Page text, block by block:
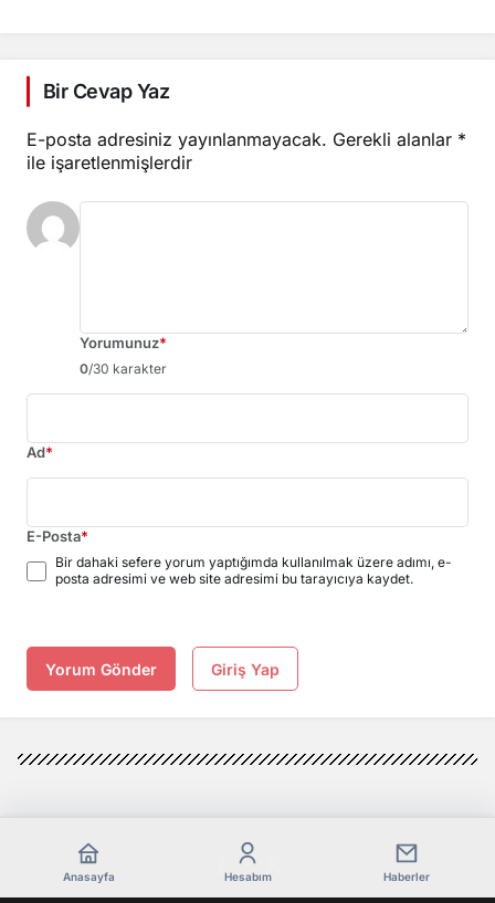
Bir Cevap Yaz
E-posta adresiniz yayınlanmayacak. Gerekli alanlar *
ile işaretlenmişlerdir
Yorumunuz*
0/30 karakter
Ad*
E-Posta*
Bir dahaki sefere yorum yaptığımda kullanılmak üzere adımı, e-
posta adresimi ve web site adresimi bu tarayıcıya kaydet.
Yorum Gönder Giriş Yap
Anasayfa Hesabım Haberler